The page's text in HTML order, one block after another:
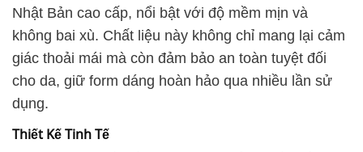
Nhật Bản cao cấp, nổi bật với độ mềm mịn và
không bai xù. Chất liệu này không chỉ mang lại cảm
giác thoải mái mà còn đảm bảo an toàn tuyệt đối
cho da, giữ form dáng hoàn hảo qua nhiều lần sử
dụng.
Thiết Kế Tinh Tế